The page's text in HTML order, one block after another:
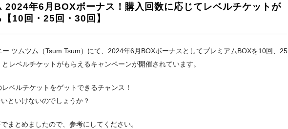
2024年6月BOXボーナス！購入回数に応じてレベルチケットが
【10回・25回・30回】
ー ツムツム（Tsum Tsum）にて、2024年6月BOXボーナスとしてプレミアムBOXを10回、25
レベルチケットがもらえるキャンペーンが開催されています。
ベルチケットをゲットできるチャンス！
といけないのでしょうか？
まとめましたので、参考にしてください。